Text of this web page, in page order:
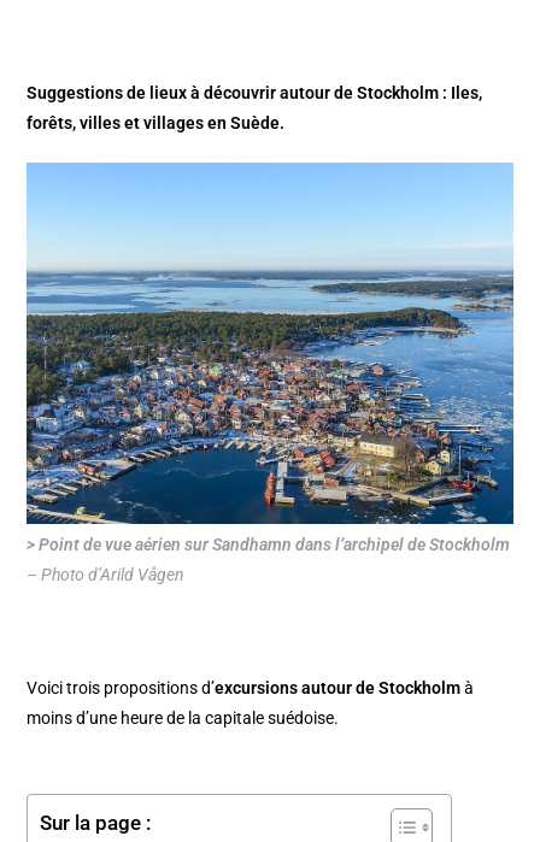
Suggestions de lieux à découvrir autour de Stockholm : Iles,
forêts, villes et villages en Suède.
> Point de vue aérien sur Sandhamn dans l’archipel de Stockholm
– Photo d’Arild Vågen
Voici trois propositions d’excursions autour deStockholmà
moins d’une heure de la capitale suédoise.
Sur la page :